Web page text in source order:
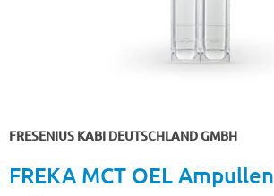
FRESENIUS KABI DEUTSCHLAND GMBH
FREKA MCT OEL Ampullen